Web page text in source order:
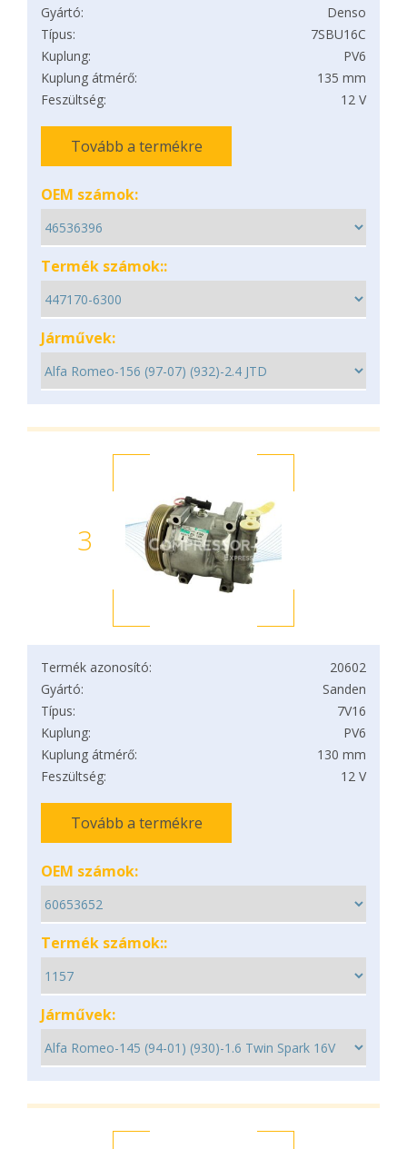
Gyártó:
Denso
Típus:
7SBU16C
Kuplung:
PV6
Kuplung átmérő:
135 mm
Feszültség:
12 V
Tovább a termékre
OEM számok:
Termék számok::
Járművek:
3
Termék azonosító:
20602
Gyártó:
Sanden
Típus:
7V16
Kuplung:
PV6
Kuplung átmérő:
130 mm
Feszültség:
12 V
Tovább a termékre
OEM számok:
Termék számok::
Járművek: